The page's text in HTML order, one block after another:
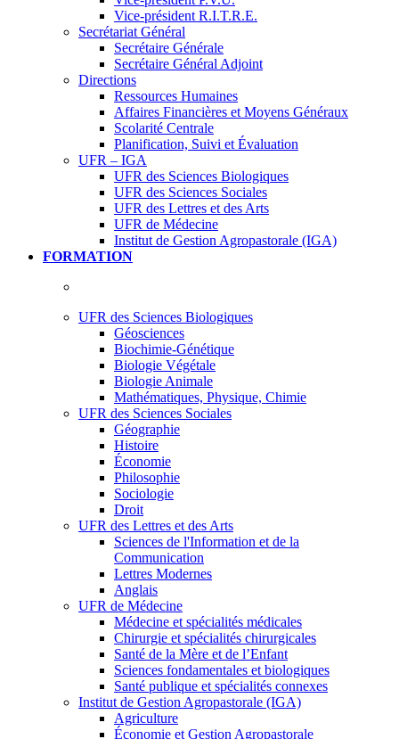
Vice-président R.I.T.R.E.
Secrétariat Général
Secrétaire Générale
Secrétaire Général Adjoint
Directions
Ressources Humaines
Affaires Financières et Moyens Généraux
Scolarité Centrale
Planification, Suivi et Évaluation
UFR – IGA
UFR des Sciences Biologiques
UFR des Sciences Sociales
UFR des Lettres et des Arts
UFR de Médecine
Institut de Gestion Agropastorale (IGA)
FORMATION
UFR des Sciences Biologiques
Géosciences
Biochimie-Génétique
Biologie Végétale
Biologie Animale
Mathématiques, Physique, Chimie
UFR des Sciences Sociales
Géographie
Histoire
Économie
Philosophie
Sociologie
Droit
UFR des Lettres et des Arts
Sciences de l'Information et de la
Communication
Lettres Modernes
Anglais
UFR de Médecine
Médecine et spécialités médicales
Chirurgie et spécialités chirurgicales
Santé de la Mère et de l’Enfant
Sciences fondamentales et biologiques
Santé publique et spécialités connexes
Institut de Gestion Agropastorale (IGA)
Agriculture
Économie et Gestion Agropastorale